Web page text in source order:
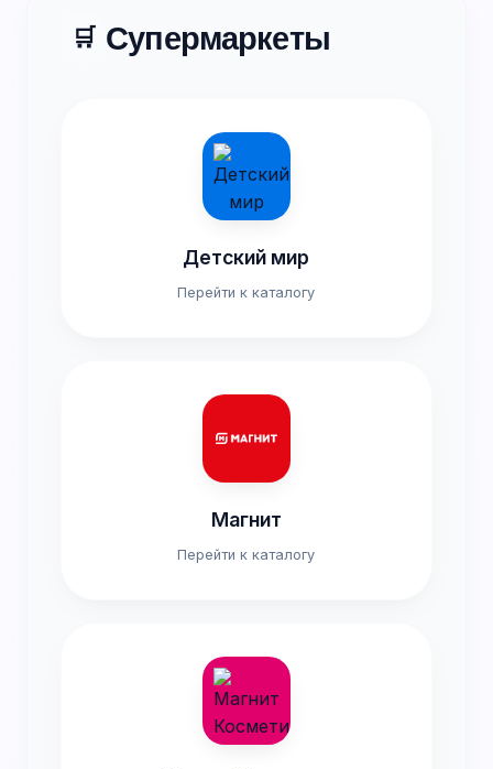
🛒 Супермаркеты
Детский мир
Перейти к каталогу
Магнит
Перейти к каталогу